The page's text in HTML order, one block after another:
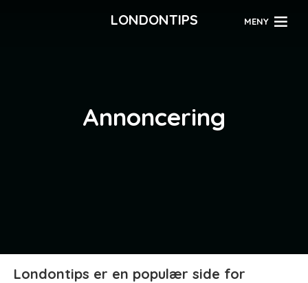
LONDONTIPS MENY
Annoncering
Londontips er en populær side for